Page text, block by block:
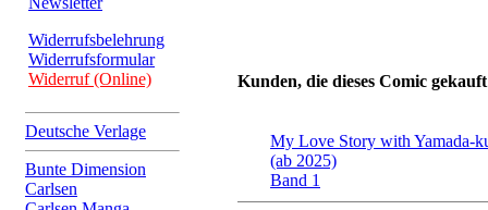
Widerrufsbelehrung
Widerrufsformular
Widerruf (Online)
Deutsche Verlage
Bunte Dimension
Carlsen
Kunden, die dieses Comic
My Love Story with Yamada-
(ab 2025)
Band 1